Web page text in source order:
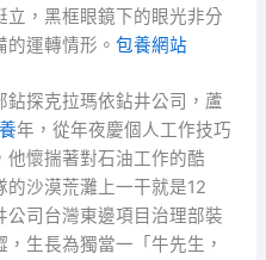
，黑框眼鏡下的眼光非分
的運轉情形。包養網站
探克拉瑪依鉆井公司，蘆
年，從年夜慶個人工作技巧
懷揣著對石油工作的酷
沙漠荒灘上一干就是12
司台灣東邊項目治理部裝
生長為獨當一「牛先生，